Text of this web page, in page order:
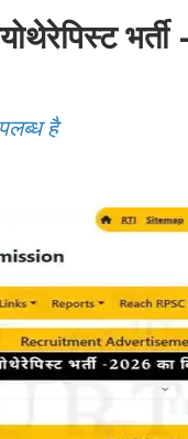
भर्ती
है